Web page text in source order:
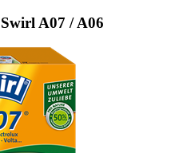
Swirl A07 / A06